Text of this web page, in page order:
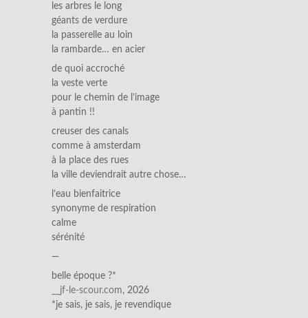
les arbres le long
géants de verdure
la passerelle au loin
la rambarde… en acier
de quoi accroché
la veste verte
pour le chemin de l’image
à pantin !!
creuser des canals
comme à amsterdam
à la place des rues
la ville deviendrait autre chose…
l’eau bienfaitrice
synonyme de respiration
calme
sérénité
—
belle époque ?*
__jf-le-scour.com, 2026
*je sais, je sais, je revendique